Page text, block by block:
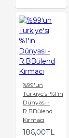
%99'un
Türkiye'si %1'in
Dünyası -
R.BBülend
Kırmacı
186,00TL